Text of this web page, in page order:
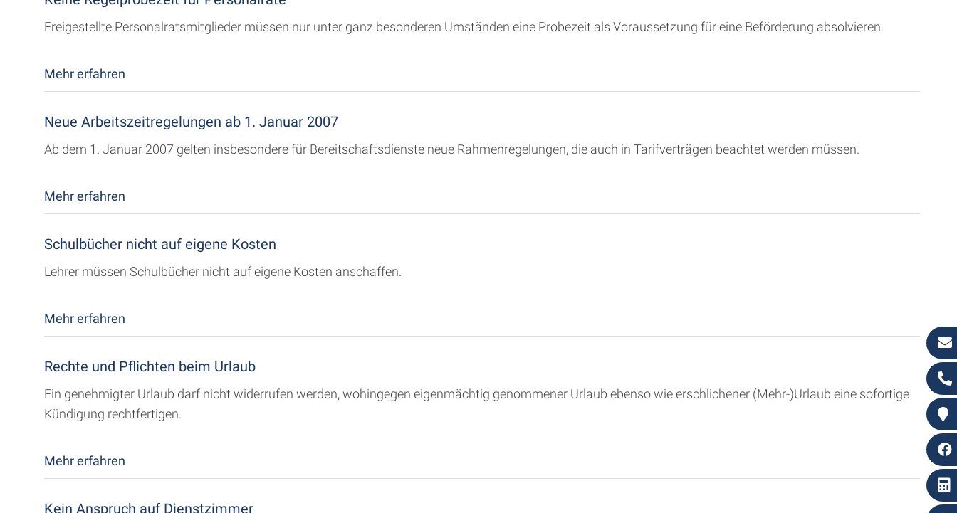
Freigestellte Personalratsmitglieder müssen nur unter ganz besonderen Umständen eine Probezeit als Voraussetzung für eine Beförderung absolvieren.
Mehr erfahren
Neue Arbeitszeitregelungen ab 1. Januar 2007
Ab dem 1. Januar 2007 gelten insbesondere für Bereitschaftsdienste neue Rahmenregelungen, die auch in Tarifverträgen beachtet werden müssen.
Mehr erfahren
Schulbücher nicht auf eigene Kosten
Lehrer müssen Schulbücher nicht auf eigene Kosten anschaffen.
Mehr erfahren
Rechte und Pflichten beim Urlaub
Ein genehmigter Urlaub darf nicht widerrufen werden, wohingegen eigenmächtig genommener Urlaub ebenso wie erschlichener (Mehr-)Urlaub eine sofortige
Kündigung rechtfertigen.
Mehr erfahren
Kein Anspruch auf Dienstzimmer